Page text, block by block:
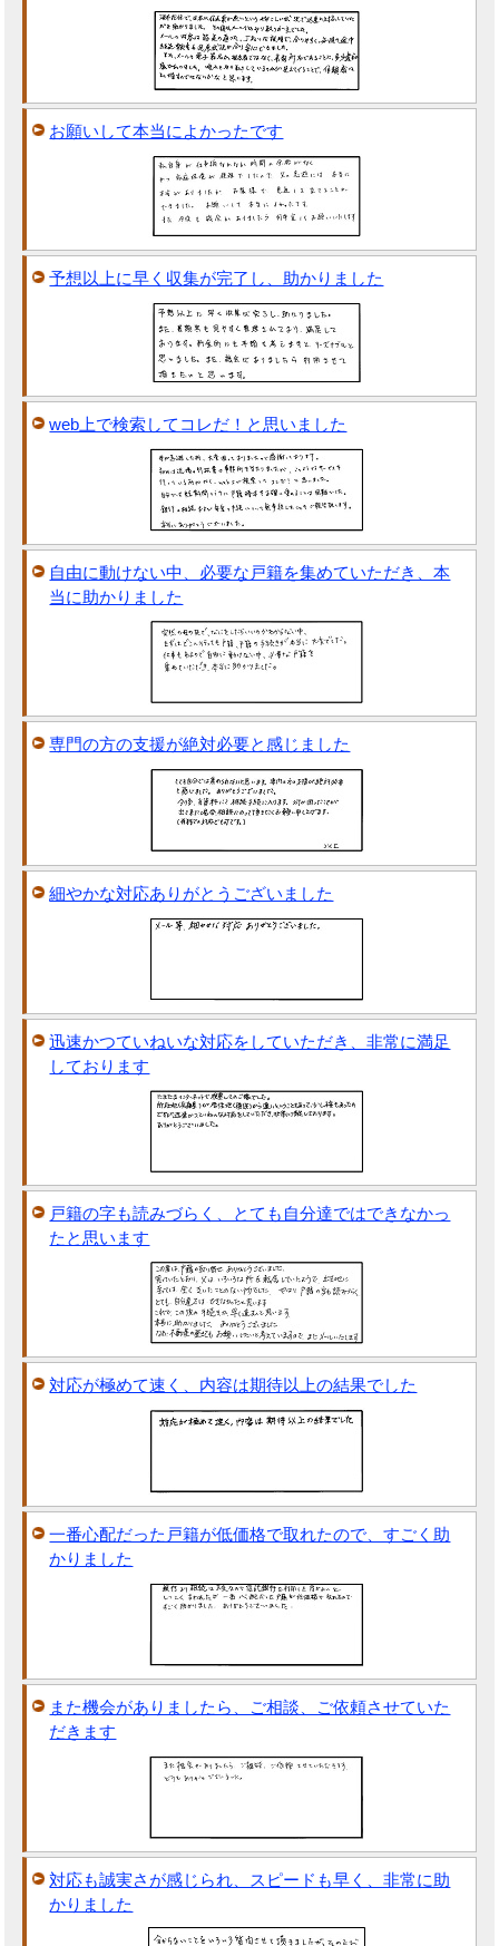
お願いして本当によかったです
予想以上に早く収集が完了し、助かりました
web上で検索してコレだ！と思いました
自由に動けない中、必要な戸籍を集めていただき、本
当に助かりました
専門の方の支援が絶対必要と感じました
細やかな対応ありがとうございました
迅速かつていねいな対応をしていただき、非常に満足
しております
戸籍の字も読みづらく、とても自分達ではできなかっ
たと思います
対応が極めて速く、内容は期待以上の結果でした
一番心配だった戸籍が低価格で取れたので、すごく助
かりました
また機会がありましたら、ご相談、ご依頼させていた
だきます
対応も誠実さが感じられ、スピードも早く、非常に助
かりました